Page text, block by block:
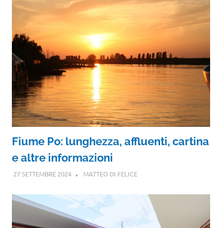
Fiume Po: lunghezza, affluenti, cartina
e altre informazioni
27 SETTEMBRE 2024 MATTEO DI FELICE